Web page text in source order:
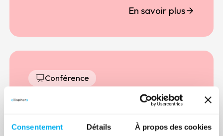
Consentement Détails À propos des cookies
par le phénomène
de confidentialité des comptes sociaux,
En savoir plus
Conférence
Matinale Trésorerie -
Mettez un visage sur
des solutions !